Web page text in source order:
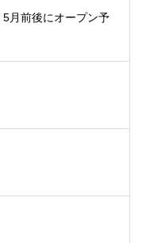
月前後にオープン予